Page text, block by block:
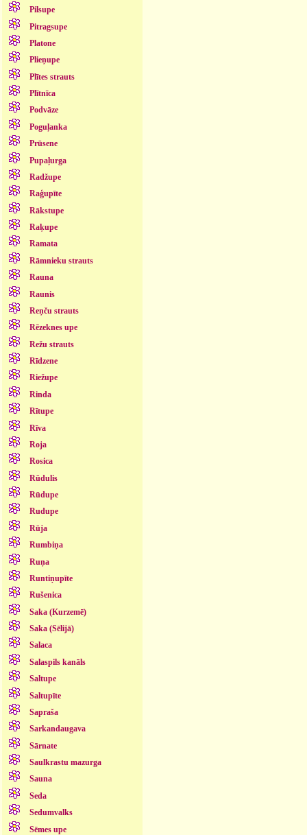
Pilsupe
Pitragsupe
Platone
Plieņupe
Plītes strauts
Plītnīca
Podvāze
Poguļanka
Prūsene
Pupaļurga
Radžupe
Raģupīte
Rākstupe
Raķupe
Ramata
Rāmnieku strauts
Rauna
Raunis
Reņču strauts
Rēzeknes upe
Režu strauts
Rīdzene
Riežupe
Rinda
Rītupe
Rīva
Roja
Rosica
Rūdulis
Rūdupe
Rudupe
Rūja
Rumbiņa
Ruņa
Runtiņupīte
Rušenica
Saka (Kurzemē)
Saka (Sēlijā)
Salaca
Salaspils kanāls
Saltupe
Saltupīte
Sapraša
Sarkandaugava
Sārnate
Saulkrastu mazurga
Sauna
Seda
Sedumvalks
Sēmes upe